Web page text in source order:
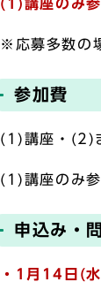
(1)講座のみ
※応募多数の
参加費
(1)講座・(2)
(1)講座のみ
申込み・
・1月14日(